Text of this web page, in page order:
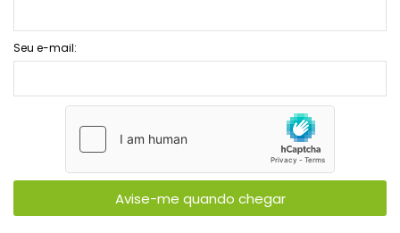
Seu e-mail:
Avise-me quando chegar